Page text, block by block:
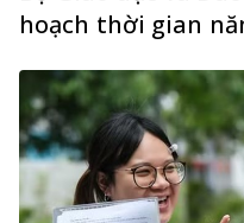
hoạch thời gian